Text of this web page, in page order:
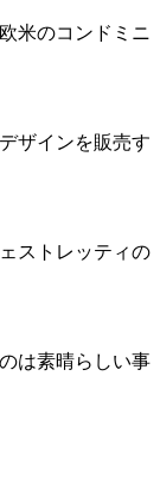
米のコンドミニ
ザインを販売す
ストレッティの
は素晴らしい事